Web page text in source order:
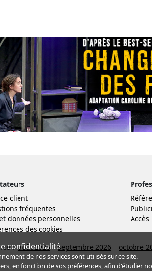
client
fréquentes
données personnelles
des cookies
Accès
: août 2026 septembre 2026 octobre
confidentialité
de nos services sont utilisés sur ce site.
en fonction devos préférences, afin d'étudier